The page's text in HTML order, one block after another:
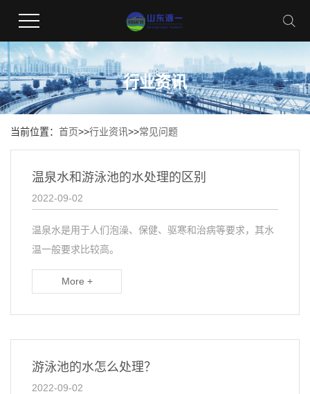
行业资讯
当前位置： 首页>>行业资讯>>常见问题
温泉水和游泳池的水处理的区别
2022-09-02
温泉水是用于人们泡澡、保健、驱寒和治病等要求，其水
温一般要求比较高。
More +
游泳池的水怎么处理？
2022-09-02